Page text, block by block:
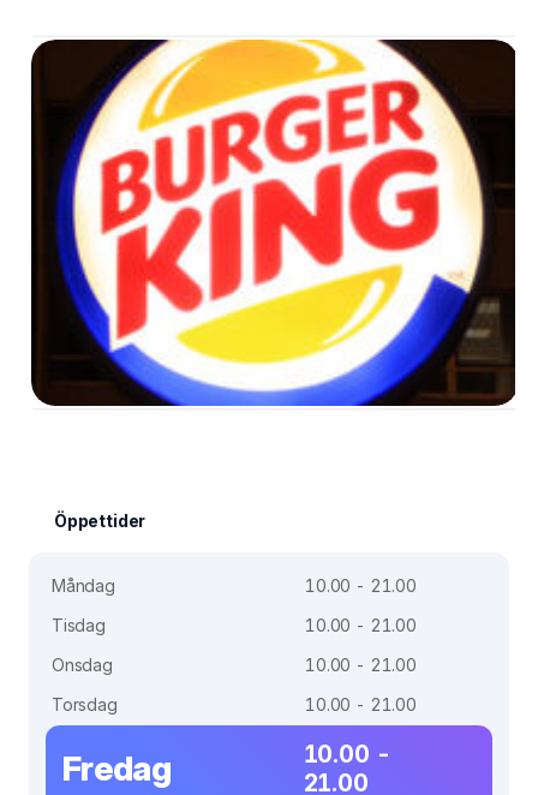
Öppettider
Måndag
10.00 - 21.00
Tisdag
10.00 - 21.00
Onsdag
10.00 - 21.00
Torsdag
10.00 - 21.00
Fredag
10.00 -
21.00